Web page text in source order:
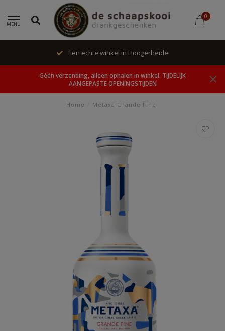
MENU
0
Een echte winkel in Hoogerheide
Géén verzending, alleen ophalen in winkel. TIJDELIJK
AANGEPASTE OPENINGSTIJDEN
Home Metaxa Grande Fine